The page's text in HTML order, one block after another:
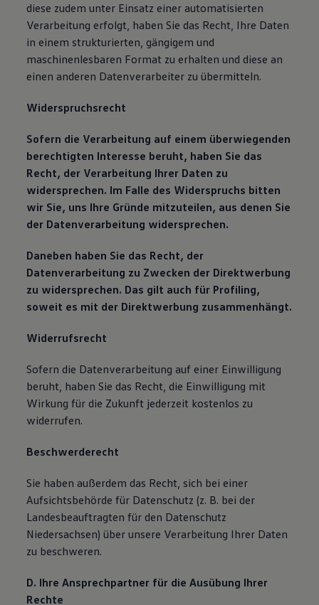
diese zudem unter Einsatz einer automatisierten
Verarbeitung erfolgt, haben Sie das Recht, Ihre Daten
in einem strukturierten, gängigem und
maschinenlesbaren Format zu erhalten und diese an
einen anderen Datenverarbeiter zu übermitteln.
Widerspruchsrecht
Sofern die Verarbeitung auf einem überwiegenden
berechtigten Interesse beruht, haben Sie das
Recht, der Verarbeitung Ihrer Daten zu
widersprechen. Im Falle des Widerspruchs bitten
wir Sie, uns Ihre Gründe mitzuteilen, aus denen Sie
der Datenverarbeitung widersprechen.
Daneben haben Sie das Recht, der
Datenverarbeitung zu Zwecken der Direktwerbung
zu widersprechen. Das gilt auch für Profiling,
soweit es mit der Direktwerbung zusammenhängt.
Widerrufsrecht
Sofern die Datenverarbeitung auf einer Einwilligung
beruht, haben Sie das Recht, die Einwilligung mit
Wirkung für die Zukunft jederzeit kostenlos zu
widerrufen.
Beschwerderecht
Sie haben außerdem das Recht, sich bei einer
Aufsichtsbehörde für Datenschutz (z. B. bei der
Landesbeauftragten für den Datenschutz
Niedersachsen) über unsere Verarbeitung Ihrer Daten
zu beschweren.
D. Ihre Ansprechpartner für die Ausübung Ihrer
Rechte